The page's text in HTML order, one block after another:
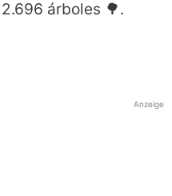
árboles 🌳.
Anzeige